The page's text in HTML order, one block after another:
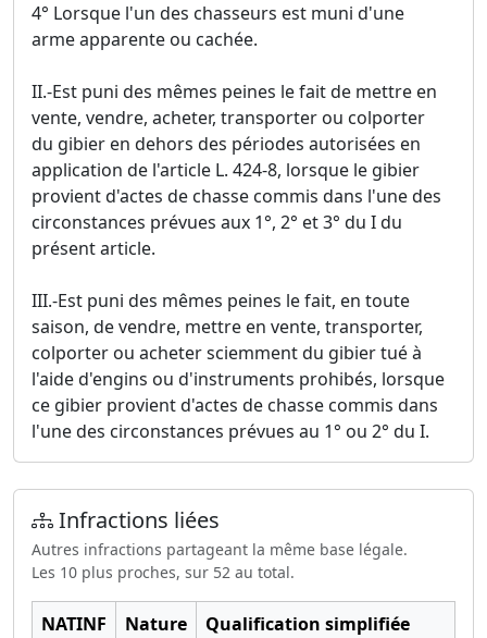
4° Lorsque l'un des chasseurs est muni d'une
arme apparente ou cachée.
II.-Est puni des mêmes peines le fait de mettre en
vente, vendre, acheter, transporter ou colporter
du gibier en dehors des périodes autorisées en
application de l'article L. 424-8, lorsque le gibier
provient d'actes de chasse commis dans l'une des
circonstances prévues aux 1°, 2° et 3° du I du
présent article.
III.-Est puni des mêmes peines le fait, en toute
saison, de vendre, mettre en vente, transporter,
colporter ou acheter sciemment du gibier tué à
l'aide d'engins ou d'instruments prohibés, lorsque
ce gibier provient d'actes de chasse commis dans
l'une des circonstances prévues au 1° ou 2° du I.
Infractions liées
Autres infractions partageant la même base légale.
Les 10 plus proches, sur 52 au total.
NATINF Nature
Qualification simplifiée